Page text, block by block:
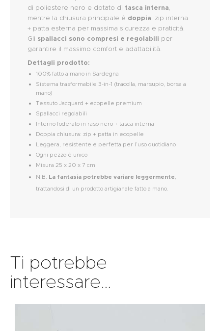
di poliestere nero e dotato di tasca interna,
mentre la chiusura principale è doppia: zip interna
+ patta esterna per massima sicurezza e praticità.
Gli spallacci sono compresi e regolabili per
garantire il massimo comfort e adattabilità.
Dettagli prodotto:
100% fatto a mano in Sardegna
Sistema trasformabile 3-in-1 (tracolla, marsupio, borsa a
mano)
Tessuto Jacquard + ecopelle premium
Spallacci regolabili
Interno foderato in raso nero + tasca interna
Doppia chiusura: zip + patta in ecopelle
Leggera, resistente e perfetta per l’uso quotidiano
Ogni pezzo è unico
Misura 25 x 20 x 7 cm
N:B. La fantasia potrebbe variare leggermente,
trattandosi di un prodotto artigianale fatto a mano.
Ti potrebbe
interessare…